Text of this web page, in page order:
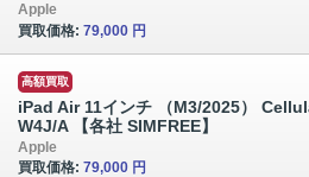
Apple
買取価格: 79,000 円
高額買取
iPad Air 11インチ （M3/2025）
W4J/A 【各社 SIMFREE】
Apple
買取価格: 79,000 円